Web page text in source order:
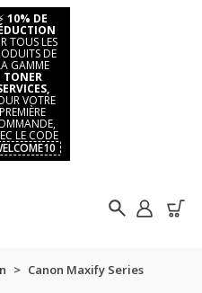
10% DE
TOUS LES
DE
GAMME
TONER
VOTRE
PREMIÈRE
LE CODE
Canon Maxify Series